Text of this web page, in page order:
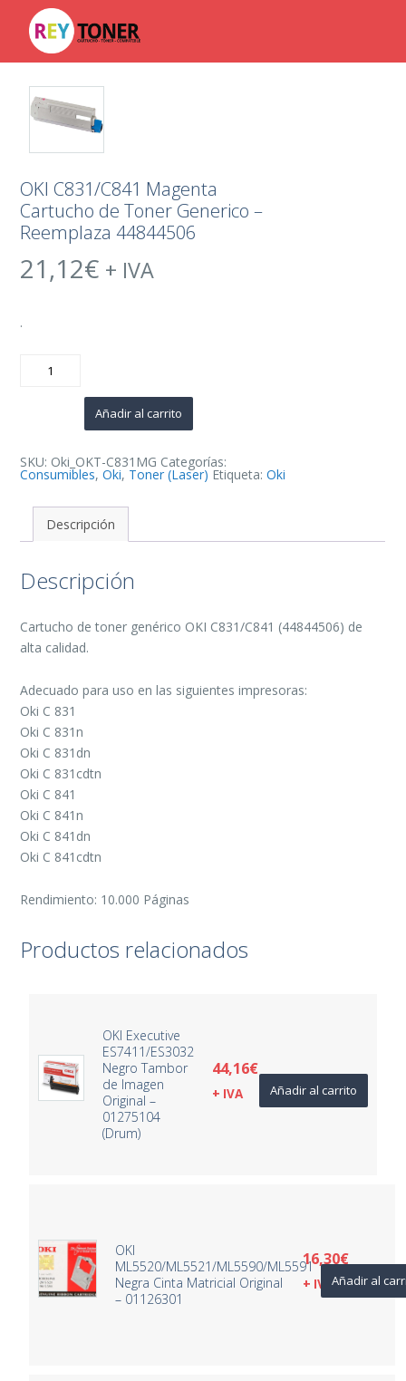
OKI C831/C841 Magenta
Cartucho de Toner Generico –
Reemplaza 44844506
21,12€ + IVA
.
C831/C841
Reemplaza
44844506
Añadir al carrito
SKU: Oki_OKT-C831MG Categorías:
Consumibles,Oki, Toner (Laser) Etiqueta:Oki
Descripción
Descripción
Cartucho de toner genérico OKI C831/C841 (44844506) de
alta calidad.
Adecuado para uso en las siguientes impresoras:
Oki C 831
Oki C 831n
Oki C 831dn
Oki C 831cdtn
Oki C 841
Oki C 841n
Oki C 841dn
Oki C 841cdtn
Rendimiento: 10.000 Páginas
Productos relacionados
OKI Executive
ES7411/ES3032
Negro Tambor
de Imagen
Original –
01275104
(Drum)
44,16€
+ IVA Añadir al carrito
OKI
ML5520/ML5521/ML5590/ML5591
Negra Cinta Matricial Original
– 01126301
16,30€
+ IVAAñadir al